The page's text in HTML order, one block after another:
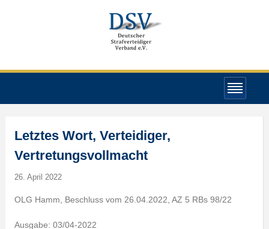
Letztes Wort, Verteidiger,
Vertretungsvollmacht
26. April 2022
OLG Hamm, Beschluss vom 26.04.2022, AZ 5 RBs 98/22
Ausgabe: 03/04-2022